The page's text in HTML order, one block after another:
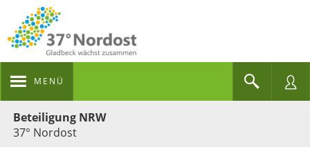
MENÜ
Beteiligung NRW
37° Nordost